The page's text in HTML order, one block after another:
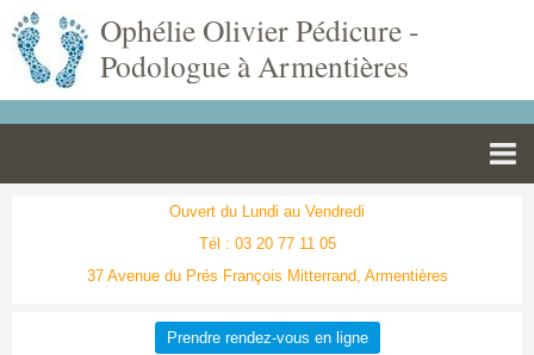
Ophélie Olivier Pédicure -
Podologue à Armentières
Ouvert du Lundi au Vendredi
Tél : 03 20 77 11 05
37 Avenue du Prés François Mitterrand, Armentières
Prendre rendez-vous en ligne